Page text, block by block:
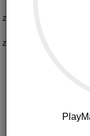
Zoradiť podľa:
Značka: